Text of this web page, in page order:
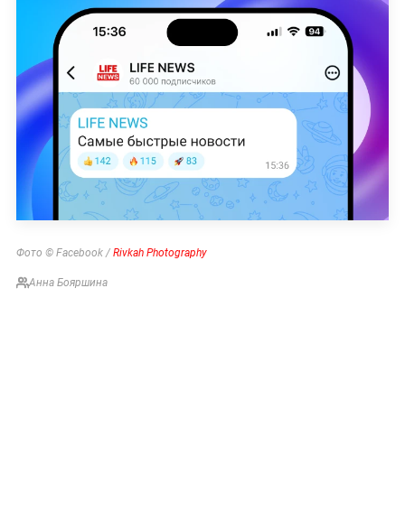
Фото © Facebook / Rivkah Photography
Анна Бояршина